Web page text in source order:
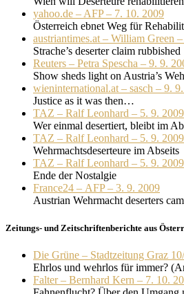
yahoo.de – AFP – 7. 10. 2009
Österreich ebnet Weg für
austriantimes.at – William Green
Strache’s deserter claim rubbished
Reuters – Petra Spescha – 9. 9.
Show sheds light on Austria’s
wieninternational.at – sasch – 9.
Justice as it was then…
TAZ – Ralf Leonhard – 5. 9. 2009
Wer einmal desertiert, bleibt im
TAZ – Ralf Leonhard – 5. 9. 2009
Wehrmachtsdeserteure im Abseits
TAZ – Ralf Leonhard – 5. 9. 2009
Ende der Nostalgie
France24 – AFP – 3. 9. 2009
Austrian Wehrmacht deserters
Zeitungs- und Zeitschriftenberichte aus
Die Grüne – Stadtzeitung Graz
Ehrlos und wehrlos für immer?
Falter – Bernhard Kern – 7. 10.